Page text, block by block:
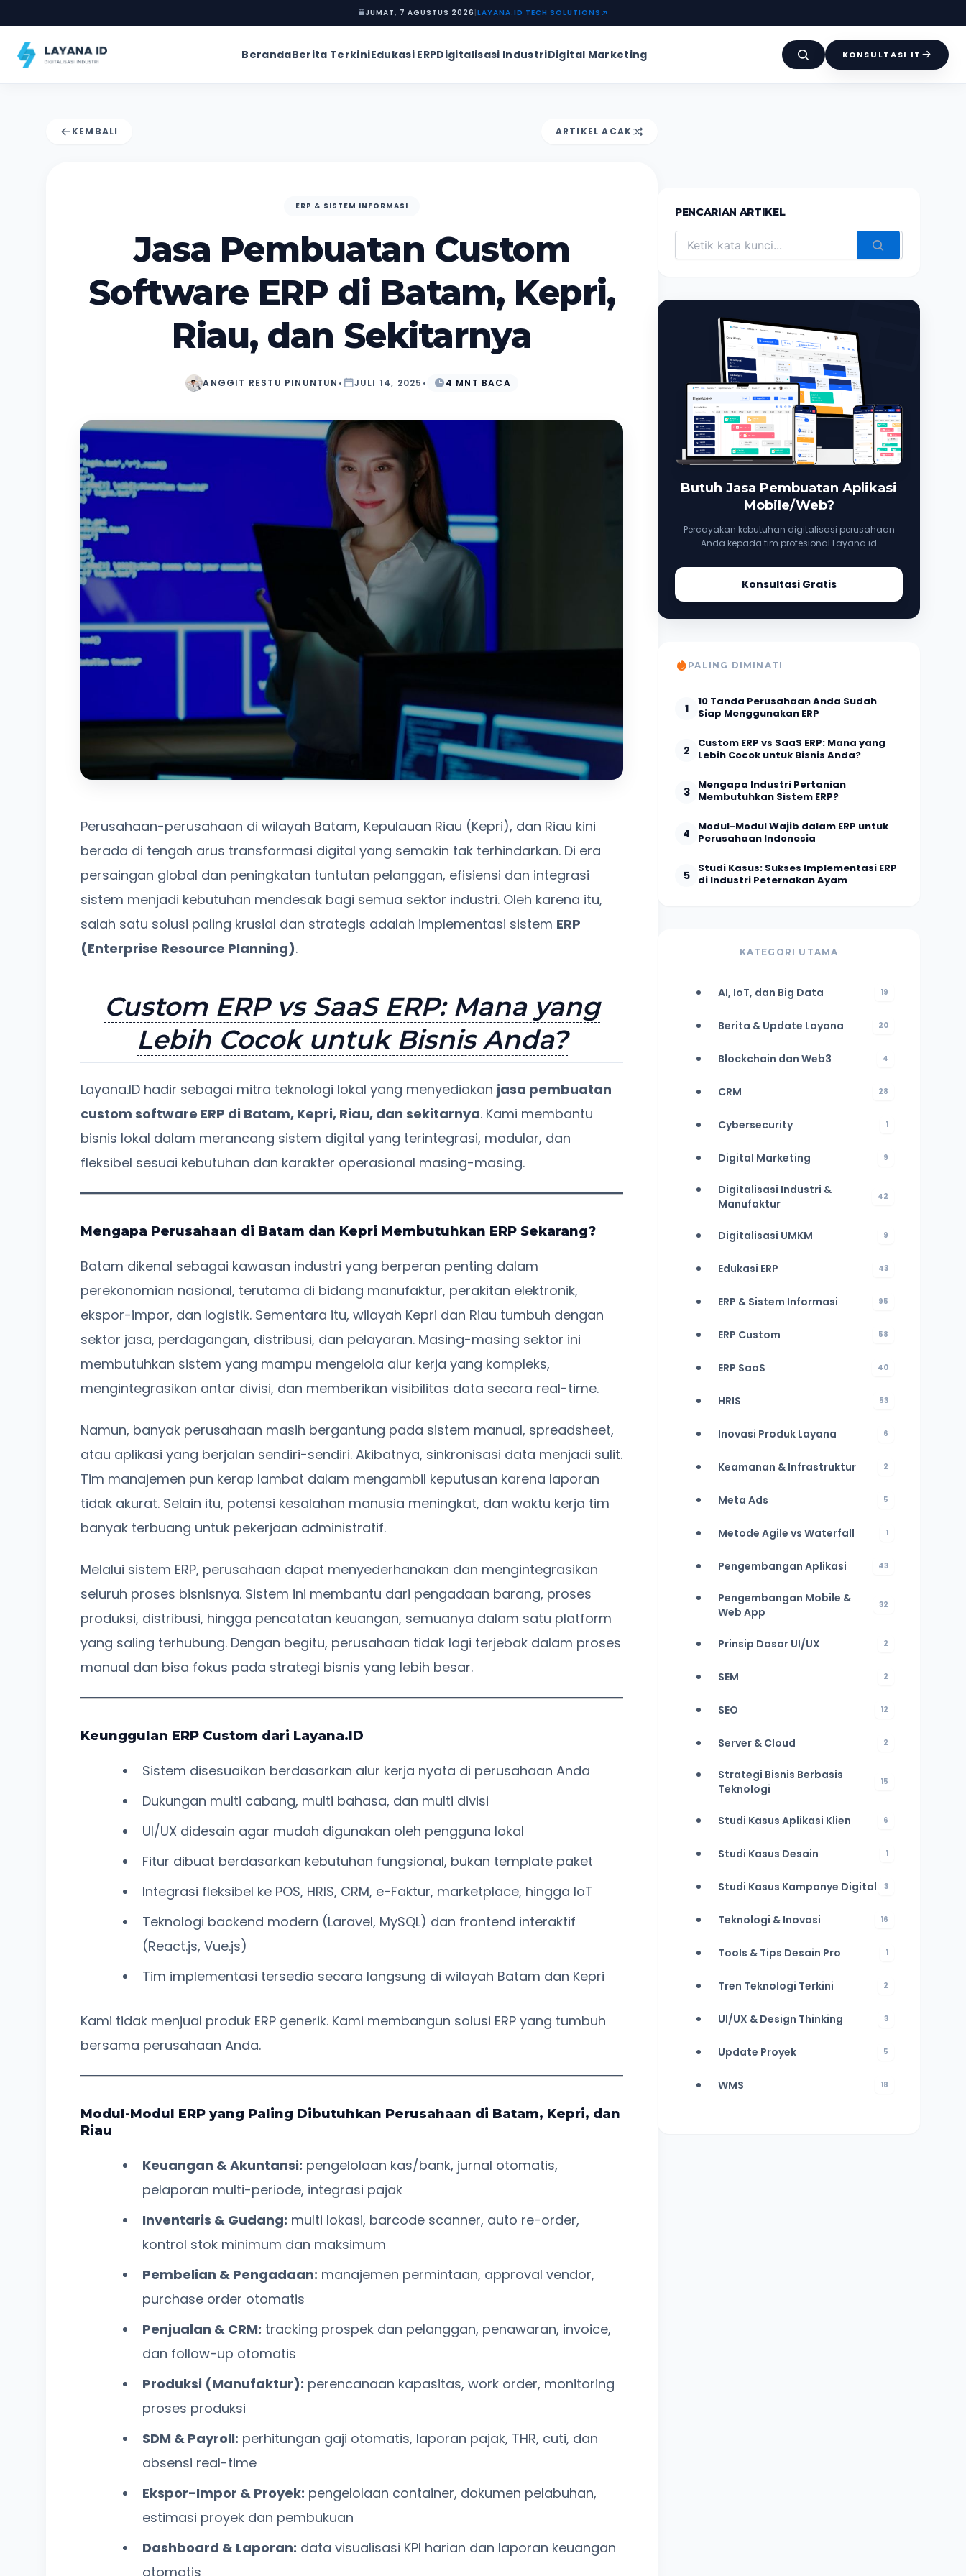
JUMAT, 7 AGUSTUS 2026 LAYANA.ID TECH SOLUTIONS
BerandaBerita TerkiniEdukasi ERPDigitalisasi IndustriDigital Marketing KONSULTASI IT
KEMBALI ARTIKEL ACAK
ERP & SISTEM INFORMASI
Jasa Pembuatan Custom
Software ERP di Batam, Kepri,
Riau, dan Sekitarnya
ANGGIT RESTU PINUNTUN • JULI 14, 2025 • 4 MNT BACA
Perusahaan-perusahaan di wilayah Batam, Kepulauan Riau (Kepri), dan Riau kini
berada di tengah arus transformasi digital yang semakin tak terhindarkan. Di era
persaingan global dan peningkatan tuntutan pelanggan, efisiensi dan integrasi
sistem menjadi kebutuhan mendesak bagi semua sektor industri. Oleh karena itu,
salah satu solusi paling krusial dan strategis adalah implementasi sistem ERP
(Enterprise Resource Planning).
Custom ERP vs SaaS ERP: Mana yang
Lebih Cocok untuk Bisnis Anda?
Layana.ID hadir sebagai mitra teknologi lokal yang menyediakan jasa pembuatan
custom software ERP di Batam, Kepri, Riau, dan sekitarnya. Kami membantu
bisnis lokal dalam merancang sistem digital yang terintegrasi, modular, dan
fleksibel sesuai kebutuhan dan karakter operasional masing-masing.
Mengapa Perusahaan di Batam dan Kepri Membutuhkan ERP Sekarang?
Batam dikenal sebagai kawasan industri yang berperan penting dalam
perekonomian nasional, terutama di bidang manufaktur, perakitan elektronik,
ekspor-impor, dan logistik. Sementara itu, wilayah Kepri dan Riau tumbuh dengan
sektor jasa, perdagangan, distribusi, dan pelayaran. Masing-masing sektor ini
membutuhkan sistem yang mampu mengelola alur kerja yang kompleks,
mengintegrasikan antar divisi, dan memberikan visibilitas data secara real-time.
Namun, banyak perusahaan masih bergantung pada sistem manual, spreadsheet,
atau aplikasi yang berjalan sendiri-sendiri. Akibatnya, sinkronisasi data menjadi sulit.
Tim manajemen pun kerap lambat dalam mengambil keputusan karena laporan
tidak akurat. Selain itu, potensi kesalahan manusia meningkat, dan waktu kerja tim
banyak terbuang untuk pekerjaan administratif.
Melalui sistem ERP, perusahaan dapat menyederhanakan dan mengintegrasikan
seluruh proses bisnisnya. Sistem ini membantu dari pengadaan barang, proses
produksi, distribusi, hingga pencatatan keuangan, semuanya dalam satu platform
yang saling terhubung. Dengan begitu, perusahaan tidak lagi terjebak dalam proses
manual dan bisa fokus pada strategi bisnis yang lebih besar.
Keunggulan ERP Custom dari Layana.ID
Sistem disesuaikan berdasarkan alur kerja nyata di perusahaan Anda
Dukungan multi cabang, multi bahasa, dan multi divisi
UI/UX didesain agar mudah digunakan oleh pengguna lokal
Fitur dibuat berdasarkan kebutuhan fungsional, bukan template paket
Integrasi fleksibel ke POS, HRIS, CRM, e-Faktur, marketplace, hingga IoT
Teknologi backend modern (Laravel, MySQL) dan frontend interaktif
(React.js, Vue.js)
Tim implementasi tersedia secara langsung di wilayah Batam dan Kepri
Kami tidak menjual produk ERP generik. Kami membangun solusi ERP yang tumbuh
bersama perusahaan Anda.
Modul-Modul ERP yang Paling Dibutuhkan Perusahaan di Batam, Kepri, dan
Riau
Keuangan & Akuntansi: pengelolaan kas/bank, jurnal otomatis,
pelaporan multi-periode, integrasi pajak
Inventaris & Gudang: multi lokasi, barcode scanner, auto re-order,
kontrol stok minimum dan maksimum
Pembelian & Pengadaan: manajemen permintaan, approval vendor,
purchase order otomatis
Penjualan & CRM: tracking prospek dan pelanggan, penawaran, invoice,
dan follow-up otomatis
Produksi (Manufaktur): perencanaan kapasitas, work order, monitoring
proses produksi
SDM & Payroll: perhitungan gaji otomatis, laporan pajak, THR, cuti, dan
absensi real-time
Ekspor-Impor & Proyek: pengelolaan container, dokumen pelabuhan,
estimasi proyek dan pembukuan
Dashboard & Laporan: data visualisasi KPI harian dan laporan keuangan
otomatis
PENCARIAN ARTIKEL
Butuh Jasa Pembuatan Aplikasi
Mobile/Web?
Percayakan kebutuhan digitalisasi perusahaan
Anda kepada tim profesional Layana.id
Konsultasi Gratis
PALING DIMINATI
1
10 Tanda Perusahaan Anda Sudah
Siap Menggunakan ERP
2
Custom ERP vs SaaS ERP: Mana yang
Lebih Cocok untuk Bisnis Anda?
3
Mengapa Industri Pertanian
Membutuhkan Sistem ERP?
4
Modul-Modul Wajib dalam ERP untuk
Perusahaan Indonesia
5
Studi Kasus: Sukses Implementasi ERP
di Industri Peternakan Ayam
KATEGORI UTAMA
AI, IoT, dan Big Data 19
Berita & Update Layana 20
Blockchain dan Web3 4
CRM 28
Cybersecurity 1
Digital Marketing 9
Digitalisasi Industri &
Manufaktur
42
Digitalisasi UMKM 9
Edukasi ERP 43
ERP & Sistem Informasi 95
ERP Custom 58
ERP SaaS 40
HRIS 53
Inovasi Produk Layana 6
Keamanan & Infrastruktur 2
Meta Ads 5
Metode Agile vs Waterfall 1
Pengembangan Aplikasi 43
Pengembangan Mobile &
Web App
32
Prinsip Dasar UI/UX 2
SEM 2
SEO 12
Server & Cloud 2
Strategi Bisnis Berbasis
Teknologi
15
Studi Kasus Aplikasi Klien 6
Studi Kasus Desain 1
Studi Kasus Kampanye Digital 3
Teknologi & Inovasi 16
Tools & Tips Desain Pro 1
Tren Teknologi Terkini 2
UI/UX & Design Thinking 3
Update Proyek 5
WMS 18